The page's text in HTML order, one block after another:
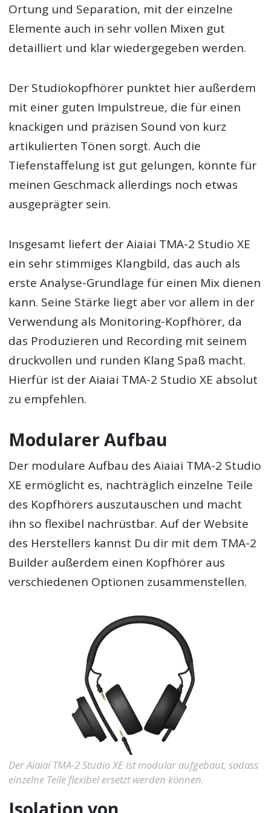
Ortung und Separation, mit der einzelne
Elemente auch in sehr vollen Mixen gut
detailliert und klar wiedergegeben werden.
Der Studiokopfhörer punktet hier außerdem
mit einer guten Impulstreue, die für einen
knackigen und präzisen Sound von kurz
artikulierten Tönen sorgt. Auch die
Tiefenstaffelung ist gut gelungen, könnte für
meinen Geschmack allerdings noch etwas
ausgeprägter sein.
Insgesamt liefert der Aiaiai TMA-2 Studio XE
ein sehr stimmiges Klangbild, das auch als
erste Analyse-Grundlage für einen Mix dienen
kann. Seine Stärke liegt aber vor allem in der
Verwendung als Monitoring-Kopfhörer, da
das Produzieren und Recording mit seinem
druckvollen und runden Klang Spaß macht.
Hierfür ist der Aiaiai TMA-2 Studio XE absolut
zu empfehlen.
Modularer Aufbau
Der modulare Aufbau des Aiaiai TMA-2 Studio
XE ermöglicht es, nachträglich einzelne Teile
des Kopfhörers auszutauschen und macht
ihn so flexibel nachrüstbar. Auf der Website
des Herstellers kannst Du dir mit dem TMA-2
Builder außerdem einen Kopfhörer aus
verschiedenen Optionen zusammenstellen.
Der Aiaiai TMA-2 Studio XE ist modular aufgebaut, sodass
einzelne Teile flexibel ersetzt werden können.